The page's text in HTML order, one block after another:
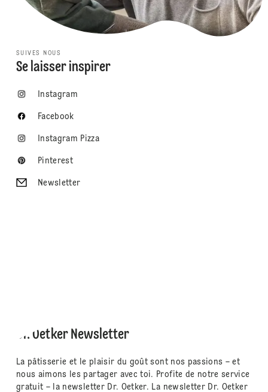
SUIVES NOUS
Se laisser inspirer
Instagram
Facebook
Instagram Pizza
Pinterest
Newsletter
Dr. Oetker Newsletter
La pâtisserie et le plaisir du goût sont nos passions – et
nous aimons les partager avec toi. Profite de notre service
gratuit – la newsletter Dr. Oetker. La newsletter Dr. Oetker